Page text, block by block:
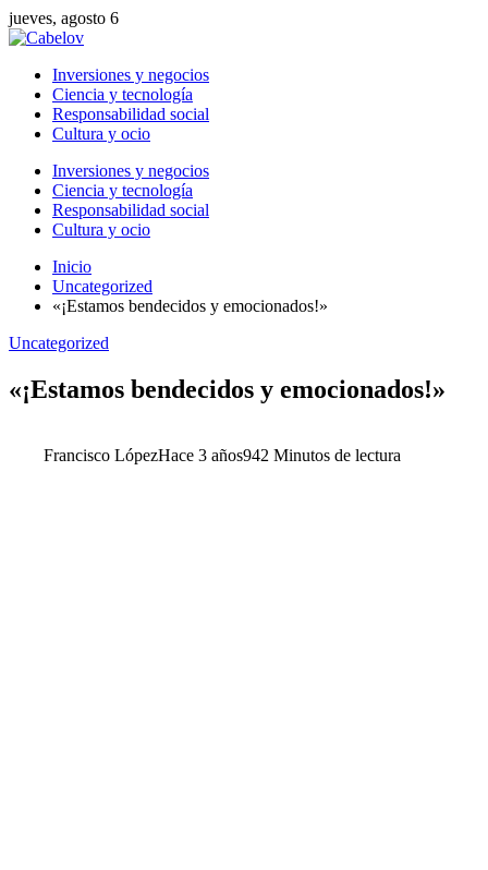
jueves, agosto 6
Inversiones y negocios
Ciencia y tecnología
Responsabilidad social
Cultura y ocio
Inversiones y negocios
Ciencia y tecnología
Responsabilidad social
Cultura y ocio
Inicio
Uncategorized
«¡Estamos bendecidos y emocionados!»
Uncategorized
«¡Estamos bendecidos y emocionados!»
Francisco LópezHace 3 años942 Minutos de lectura